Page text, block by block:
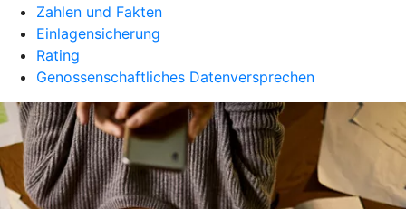
Zahlen und Fakten
Einlagensicherung
Rating
Genossenschaftliches Datenversprechen